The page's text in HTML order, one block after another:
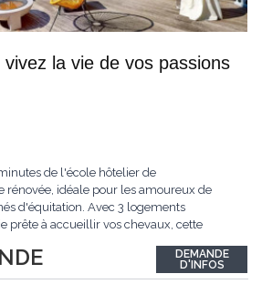
la vie de vos passions
de l'école hôtelier de
rénovée, idéale pour les amoureux de
d'équitation. Avec 3 logements
prête à accueillir vos chevaux, cette
moderne. - 3 logements confortables :
4,5 pièces avec...
DEMANDE
D'INFOS